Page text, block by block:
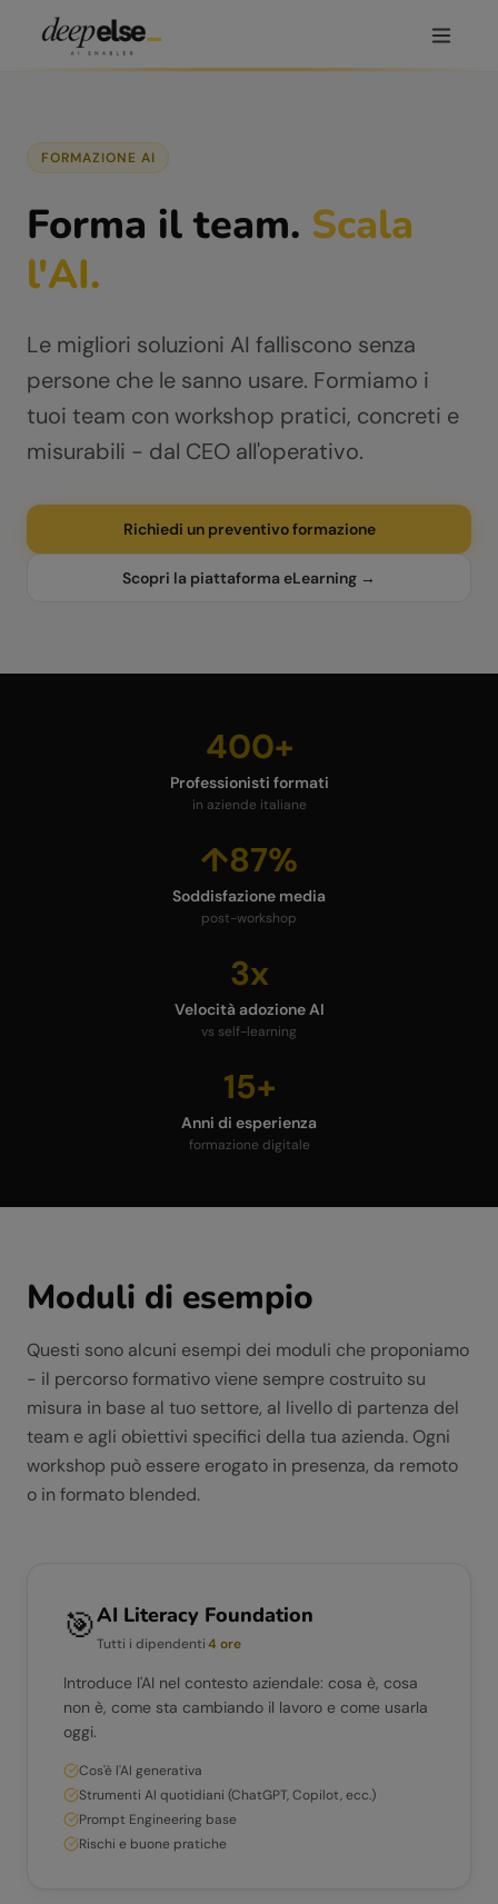
FORMAZIONE AI
Forma il team. Scala
l'AI.
Le migliori soluzioni AI falliscono senza
persone che le sanno usare. Formiamo i
tuoi team con workshop pratici, concreti e
misurabili - dal CEO all'operativo.
Richiedi un preventivo formazione
Scopri la piattaforma eLearning →
400+
Professionisti formati
in aziende italiane
↑87%
Soddisfazione media
post-workshop
3x
Velocità adozione AI
vs self-learning
15+
Anni di esperienza
formazione digitale
Moduli di esempio
Questi sono alcuni esempi dei moduli che proponiamo
- il percorso formativo viene sempre costruito su
misura in base al tuo settore, al livello di partenza del
team e agli obiettivi specifici della tua azienda. Ogni
workshop può essere erogato in presenza, da remoto
o in formato blended.
🎯AI Literacy Foundation
Tutti i dipendenti4 ore
Introduce l'AI nel contesto aziendale: cosa è, cosa
non è, come sta cambiando il lavoro e come usarla
oggi.
Cos'è l'AI generativa
Strumenti AI quotidiani (ChatGPT, Copilot, ecc.)
Prompt Engineering base
Rischi e buone pratiche